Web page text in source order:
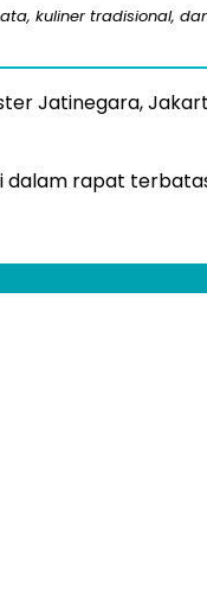
kuliner tradisional,
Jatinegara,
dalam rapat